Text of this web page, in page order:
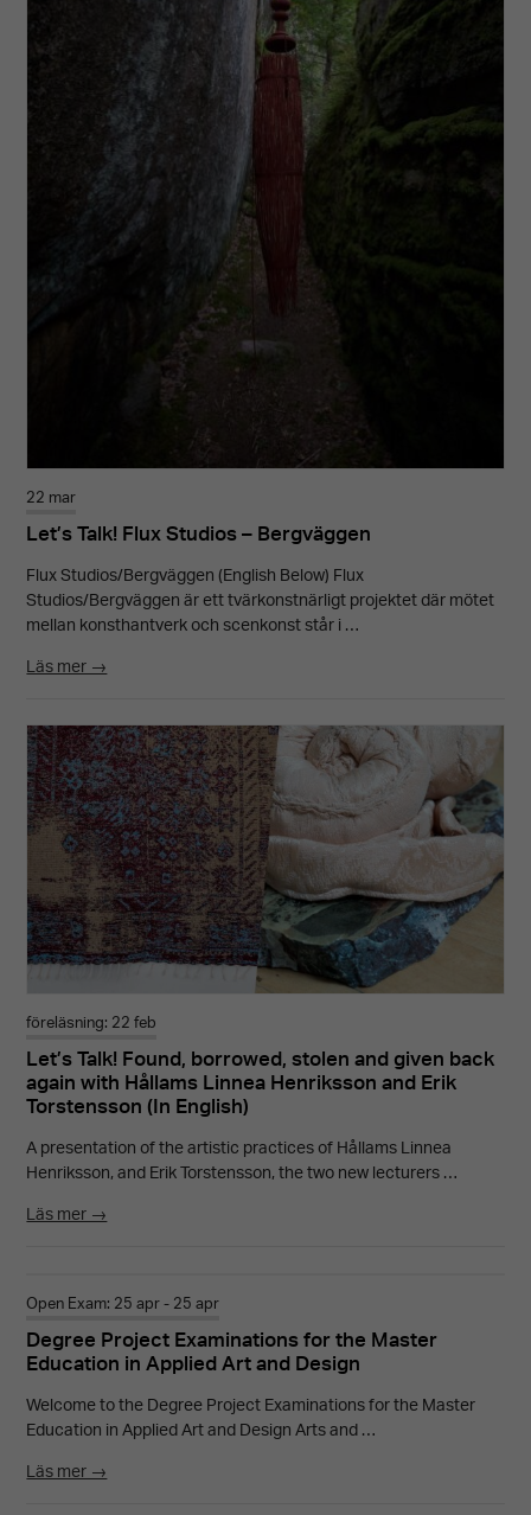
22 mar
Let’s Talk! Flux Studios – Bergväggen
Flux Studios/Bergväggen (English Below) Flux
Studios/Bergväggen är ett tvärkonstnärligt projektet där mötet
mellan konsthantverk och scenkonst står i …
Läs mer →
föreläsning: 22 feb
Let’s Talk! Found, borrowed, stolen and given back
again with Hållams Linnea Henriksson and Erik
Torstensson (In English)
A presentation of the artistic practices of Hållams Linnea
Henriksson, and Erik Torstensson, the two new lecturers …
Läs mer →
Open Exam: 25 apr - 25 apr
Degree Project Examinations for the Master
Education in Applied Art and Design
Welcome to the Degree Project Examinations for the Master
Education in Applied Art and Design Arts and …
Läs mer →